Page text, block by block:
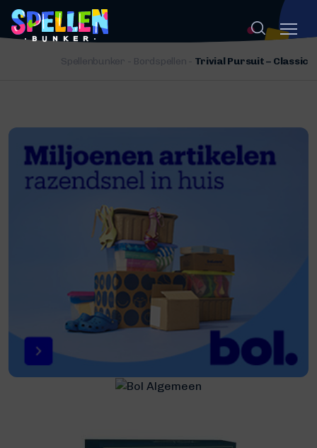
Spellenbunker - Bordspellen - Trivial Pursuit – Classic